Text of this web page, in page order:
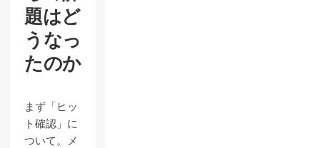
題はど
うなっ
たのか
まず「ヒッ
ト確認」に
ついて。メ